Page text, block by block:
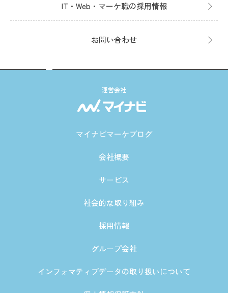
IT・Web・マーケ職の採用情報
お問い合わせ
運営会社
マイナビマーケブログ
会社概要
サービス
社会的な取り組み
採用情報
グループ会社
インフォマティブデータの取り扱いについて